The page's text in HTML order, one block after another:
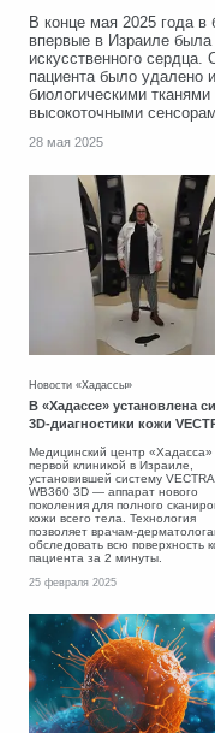
В конце мая 2025 года
впервые в Израиле
искусственного сердца.
пациента было удалено
биологическими
высокоточными
28 мая 2025
Новости «Хадассы»
В «Хадассе» установлена
3D-диагностики кожи
Медицинский центр «Хадасса»
первой клиникой в Израиле,
установившей систему VECTRA
WB360 3D — аппарат нового
поколения для полного
кожи всего тела. Технология
позволяет врачам-
обследовать всю поверхность
пациента за 2 минуты.
25 февраля 2025